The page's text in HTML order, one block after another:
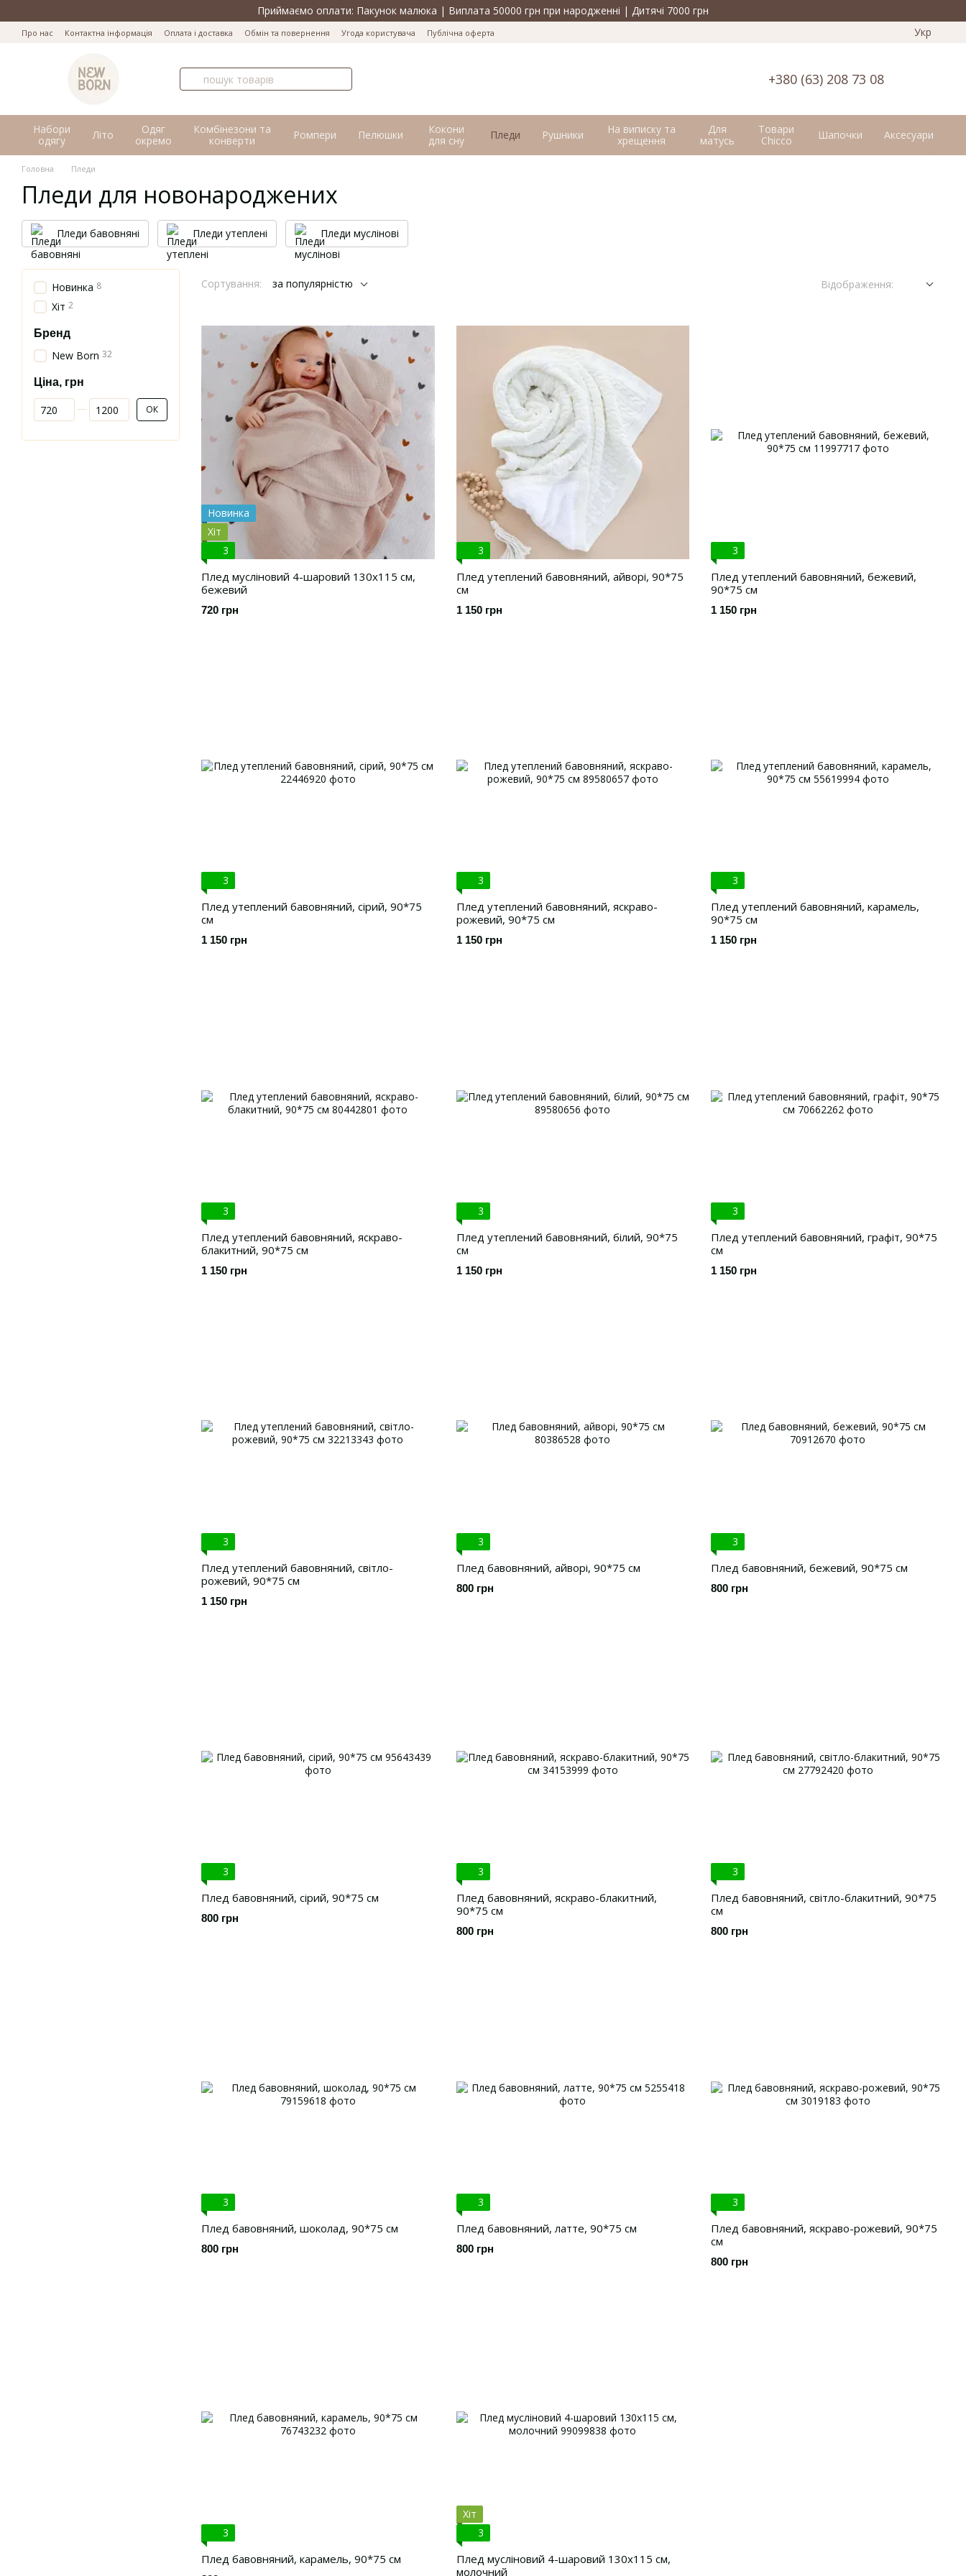
Приймаємо оплати: Пакунок малюка | Виплата 50000 грн при народженні | Дитячі 7000 грн
Про нас Контактна інформація Оплата і доставка Обмін та повернення Угода користувача Публічна оферта Укр
+380 (63) 208 73 08
Набори
одягу
Літо
Одяг
окремо
Комбінезони та
конверти
Ромпери Пелюшки
Кокони
для сну
Пледи Рушники
На виписку та
хрещення
Для
матусь
Товари
Chicco
Шапочки Аксесуари
Головна Пледи
Пледи для новонароджених
Пледи бавовняні Пледи утеплені Пледи муслінові
Сортування: за популярністю Відображення:
Новинка
Хіт
3
Плед мусліновий 4-шаровий 130х115 см,
бежевий
720 грн
3
Плед утеплений бавовняний, айворі, 90*75
см
1 150 грн
3
Плед утеплений бавовняний, бежевий,
90*75 см
1 150 грн
3
Плед утеплений бавовняний, сірий, 90*75
см
1 150 грн
3
Плед утеплений бавовняний, яскраво-
рожевий, 90*75 см
1 150 грн
3
Плед утеплений бавовняний, карамель,
90*75 см
1 150 грн
3
Плед утеплений бавовняний, яскраво-
блакитний, 90*75 см
1 150 грн
3
Плед утеплений бавовняний, білий, 90*75
см
1 150 грн
3
Плед утеплений бавовняний, графіт, 90*75
см
1 150 грн
3
Плед утеплений бавовняний, світло-
рожевий, 90*75 см
1 150 грн
3
Плед бавовняний, айворі, 90*75 см
800 грн
3
Плед бавовняний, бежевий, 90*75 см
800 грн
3
Плед бавовняний, сірий, 90*75 см
800 грн
3
Плед бавовняний, яскраво-блакитний,
90*75 см
800 грн
3
Плед бавовняний, світло-блакитний, 90*75
см
800 грн
3
Плед бавовняний, шоколад, 90*75 см
800 грн
3
Плед бавовняний, латте, 90*75 см
800 грн
3
Плед бавовняний, яскраво-рожевий, 90*75
см
800 грн
3
Плед бавовняний, карамель, 90*75 см
Хіт
3
Плед мусліновий 4-шаровий 130х115 см,
молочний
Новинка 8
Хіт 2
Бренд
New Born 32
Ціна, грн
Від Ціна, грн
До Ціна, грн ОК